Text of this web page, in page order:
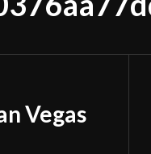
Vegas